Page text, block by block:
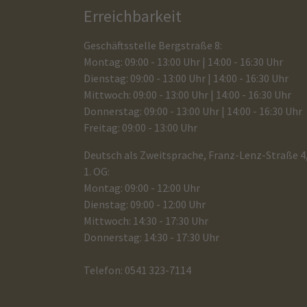
Erreichbarkeit
Geschäftsstelle Bergstraße 8:
Montag: 09:00 - 13:00 Uhr | 14:00 - 16:30 Uhr
Dienstag: 09:00 - 13:00 Uhr | 14:00 - 16:30 Uhr
Mittwoch: 09:00 - 13:00 Uhr | 14:00 - 16:30 Uhr
Donnerstag: 09:00 - 13:00 Uhr | 14:00 - 16:30 Uhr
Freitag: 09:00 - 13:00 Uhr
Deutsch als Zweitsprache, Franz-Lenz-Straße
1. OG:
Montag: 09:00 - 12:00 Uhr
Dienstag: 09:00 - 12:00 Uhr
Mittwoch: 14:30 - 17:30 Uhr
Donnerstag: 14:30 - 17:30 Uhr
Telefon: 0541 323-7114